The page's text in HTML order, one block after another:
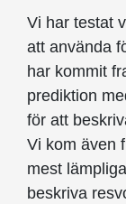
Vi har testat
att använda
har kommit
prediktion
för att
Vi kom även
mest
beskriva